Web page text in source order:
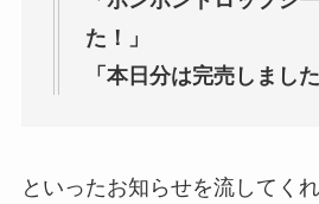
た！」
「本日分は完売しました
といったお知らせを流してく